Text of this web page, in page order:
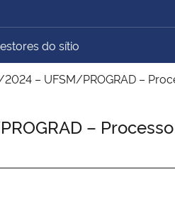
Ministério do
Desenvolvimento Regional
Advocacia-Geral da União
do sítio
– UFSM/PROGRAD –
–